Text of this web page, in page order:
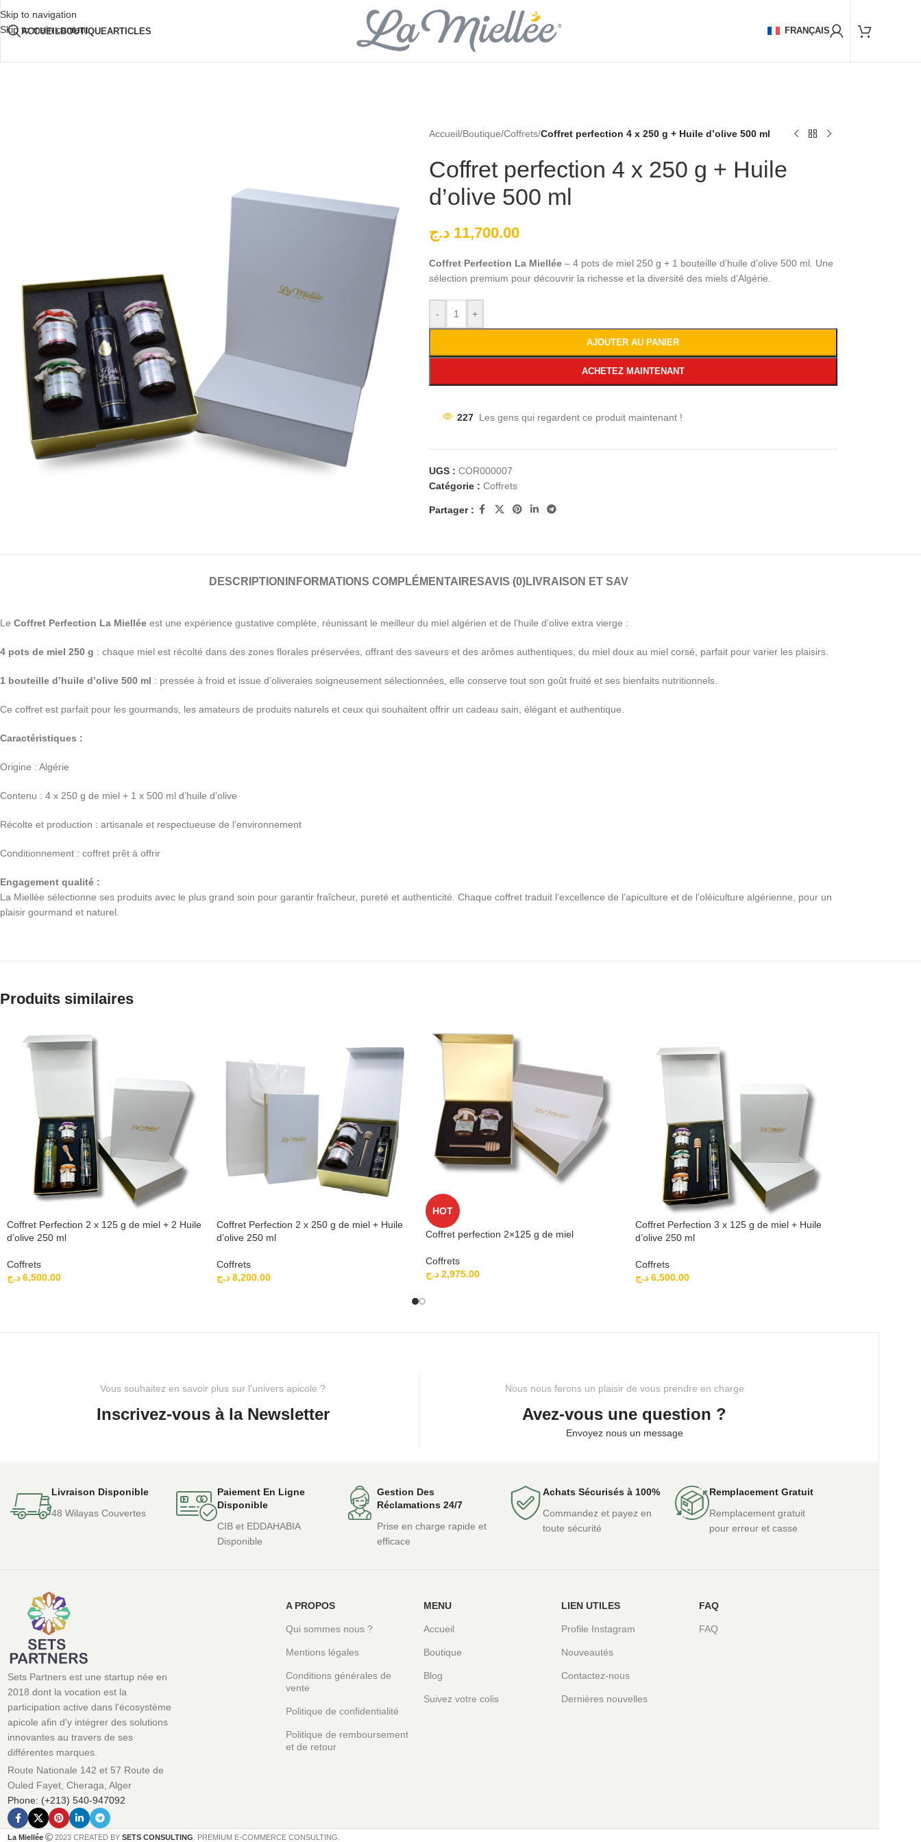
Skip to navigation
Skip to main content
ACCUEILBOUTIQUEARTICLES FRANÇAIS
Accueil/Boutique/Coffrets/Coffret perfection 4 x 250 g + Huile d’olive 500 ml
Coffret perfection 4 x 250 g + Huile
d’olive 500 ml
11,700.00 د.ج
Coffret Perfection La Miellée– 4 pots de miel 250 g + 1 bouteille d’huile d’olive 500 ml. Une
sélection premium pour découvrir la richesse et la diversité des miels d’Algérie.
- +
AJOUTER AU PANIER
ACHETEZ MAINTENANT
227 Les gens qui regardent ce produit maintenant !
UGS : COR000007
Catégorie : Coffrets
Partager :
DESCRIPTION INFORMATIONS COMPLÉMENTAIRESAVIS (0)LIVRAISON ET SAV
Le Coffret Perfection La Miellée est une expérience gustative complète, réunissant le meilleur du miel algérien et de l’huile d’olive extra vierge :
4 pots de miel 250 g : chaque miel est récolté dans des zones florales préservées, offrant des saveurs et des arômes authentiques, du miel doux au miel corsé, parfait pour varier les plaisirs.
1 bouteille d’huile d’olive 500 ml : pressée à froid et issue d’oliveraies soigneusement sélectionnées, elle conserve tout son goût fruité et ses bienfaits nutritionnels.
Ce coffret est parfait pour les gourmands, les amateurs de produits naturels et ceux qui souhaitent offrir un cadeau sain, élégant et authentique.
Caractéristiques :
Origine : Algérie
Contenu : 4 x 250 g de miel + 1 x 500 ml d’huile d’olive
Récolte et production : artisanale et respectueuse de l’environnement
Conditionnement : coffret prêt à offrir
Engagement qualité :
La Miellée sélectionne ses produits avec le plus grand soin pour garantir fraîcheur, pureté et authenticité. Chaque coffret traduit l’excellence de l’apiculture et de l’oléiculture algérienne, pour un
plaisir gourmand et naturel.
Produits similaires
Coffret Perfection 2 x 125 g de miel + 2 Huile
d’olive 250 ml
Coffrets
6,500.00 د.ج
Coffret Perfection 2 x 250 g de miel + Huile
d’olive 250 ml
Coffrets
8,200.00 د.ج
HOT
Coffret perfection 2×125 g de miel
Coffrets
2,975.00 د.ج
Coffret Perfection 3 x 125 g de miel + Huile
d’olive 250 ml
Coffrets
6,500.00 د.ج
Vous souhaitez en savoir plus sur l'univers apicole ?
Inscrivez-vous à la Newsletter
Nous nous ferons un plaisir de vous prendre en charge
Avez-vous une question ?
Envoyez nous un message
Livraison Disponible
48 Wilayas Couvertes
Paiement En Ligne
Disponible
CIB et EDDAHABIA
Disponible
Gestion Des
Réclamations 24/7
Prise en charge rapide et
efficace
Achats Sécurisés à 100%
Commandez et payez en
toute sécurité
Remplacement Gratuit
Remplacement gratuit
pour erreur et casse
Sets Partners est une startup née en
2018 dont la vocation est la
participation active dans l'écosystème
apicole afin d'y intégrer des solutions
innovantes au travers de ses
différentes marques.
Route Nationale 142 et 57 Route de
Ouled Fayet, Cheraga, Alger
Phone: (+213) 540-947092
A PROPOS
Qui sommes nous ?
Mentions légales
Conditions générales de
vente
Politique de confidentialité
Politique de remboursement
et de retour
MENU
Accueil
Boutique
Blog
Suivez votre colis
LIEN UTILES
Profile Instagram
Nouveautés
Contactez-nous
Dernières nouvelles
FAQ
FAQ
La Miellée 2023 CREATED BY SETS CONSULTING. PREMIUM E-COMMERCE CONSULTING.